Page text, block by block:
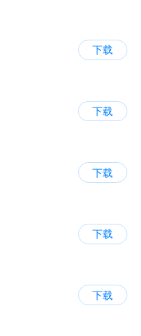
下载
下载
下载
下载
下载